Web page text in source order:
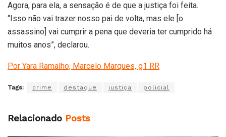
Agora, para ela, a sensação é de que a justiça foi feita.
“Isso não vai trazer nosso pai de volta, mas ele [o
assassino] vai cumprir a pena que deveria ter cumprido há
muitos anos”, declarou.
Por Yara Ramalho, Marcelo Marques, g1 RR
Tags: crime destaque justiça policial
Relacionado Posts